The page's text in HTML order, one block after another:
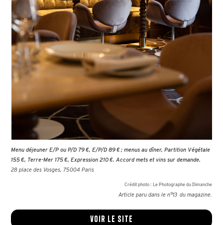
Menu déjeuner E/P ou P/D 79 €, E/P/D 89 € ; menus au dîner, Partition Végétale
155 €, Terre-Mer 175 €, Expression 210 €. Accord mets et vins sur demande.
28 place des Vosges, 75004 Paris
Crédit photo : Le Photographe du Dimanche
Article paru dans le n°13 du magazine.
Voir le site